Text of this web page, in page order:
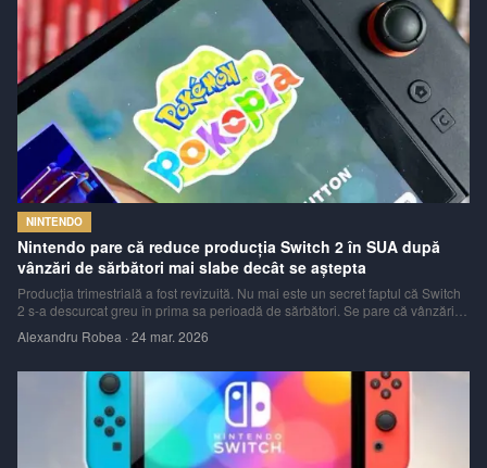
NINTENDO
Nintendo pare că reduce producția Switch 2 în SUA după
vânzări de sărbători mai slabe decât se aștepta
Producția trimestrială a fost revizuită. Nu mai este un secret faptul că Switch
2 s-a descurcat greu în prima sa perioadă de sărbători. Se pare că vânzările
sale din 2017, iar 2025 a marcat cea mai slabă lună noiembrie din 1995
Alexandru Robea · 24 mar. 2026